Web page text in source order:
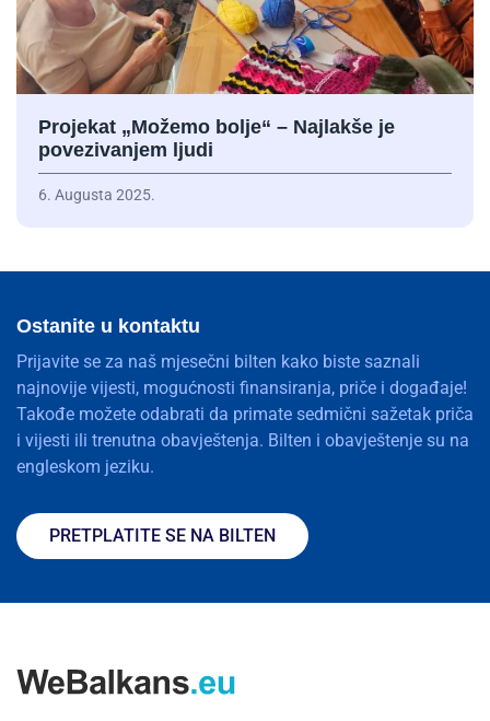
Projekat „Možemo bolje“ – Najlakše je
povezivanjem ljudi
6. Augusta 2025.
Ostanite u kontaktu
Prijavite se za naš mjesečni bilten kako biste saznali
najnovije vijesti, mogućnosti finansiranja, priče i događaje!
Takođe možete odabrati da primate sedmični sažetak priča
i vijesti ili trenutna obavještenja. Bilten i obavještenje su na
engleskom jeziku.
PRETPLATITE SE NA BILTEN